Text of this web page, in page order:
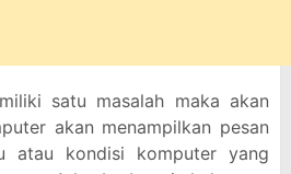
satu masalah maka akan
akan menampilkan pesan
atau kondisi komputer yang